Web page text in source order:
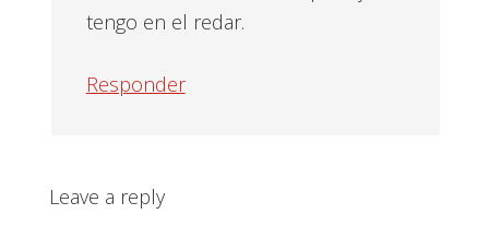
tengo en el redar.
Responder
Leave a reply